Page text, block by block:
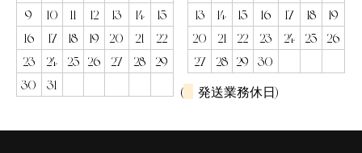
9
10 11 12 13 14
15
16
17 18 19 20 21
22
23
24 25 26 27 28
29
30
31
13
14 15 16 17 18
19
20
21 22 23 24 25
26
27
28 29
30
(
発送業務休日)